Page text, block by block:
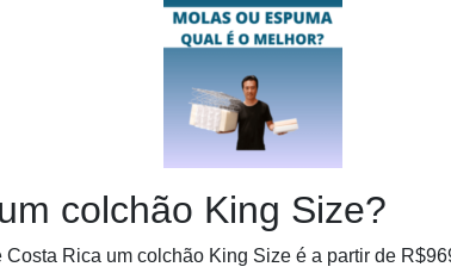
colchão King Size?
Costa Rica um colchão King Size é a partir de